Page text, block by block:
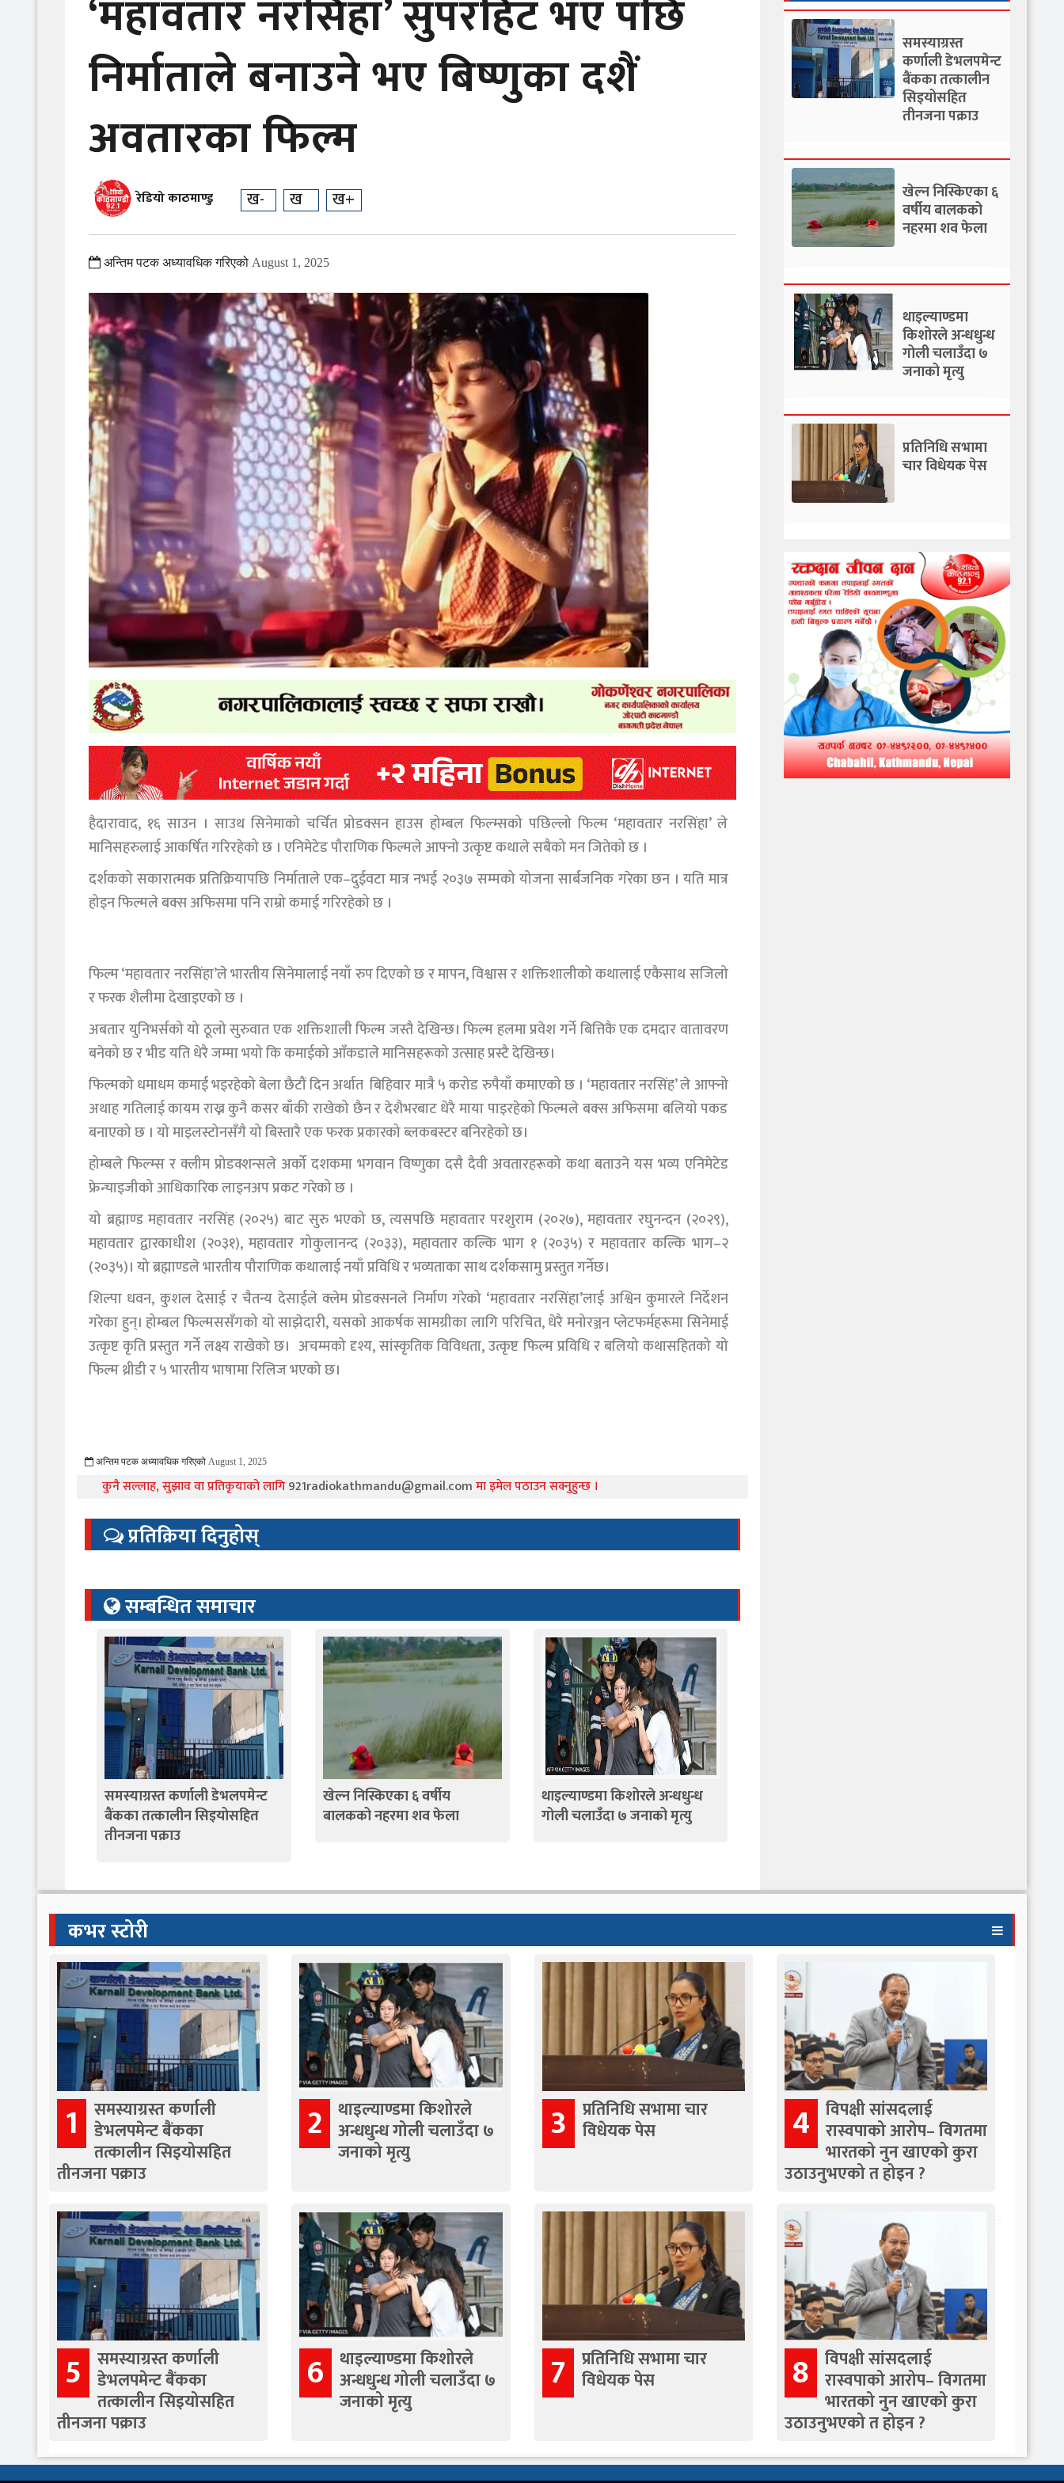
‘महावतार नरसिंहा’ सुपरहिट भए पछि
निर्माताले बनाउने भए बिष्णुका दशैं
अवतारका फिल्म
रेडियो काठमाण्डु ख- ख ख+
अन्तिम पटक अध्यावधिक गरिएको August 1, 2025
हैदारावाद, १६ साउन । साउथ सिनेमाको चर्चित प्रोडक्सन हाउस होम्बल फिल्म्सको पछिल्लो फिल्म ‘महावतार नरसिंहा’ ले
मानिसहरुलाई आकर्षित गरिरहेको छ । एनिमेटेड पौराणिक फिल्मले आफ्नो उत्कृष्ट कथाले सबैको मन जितेको छ ।
दर्शकको सकारात्मक प्रतिक्रियापछि निर्माताले एक–दुईवटा मात्र नभई २०३७ सम्मको योजना सार्बजनिक गरेका छन । यति मात्र
होइन फिल्मले बक्स अफिसमा पनि राम्रो कमाई गरिरहेको छ ।
फिल्म ‘महावतार नरसिंहा’ले भारतीय सिनेमालाई नयाँ रुप दिएको छ र मापन, विश्वास र शक्तिशालीको कथालाई एकैसाथ सजिलो
र फरक शैलीमा देखाइएको छ ।
अबतार युनिभर्सको यो ठूलो सुरुवात एक शक्तिशाली फिल्म जस्तै देखिन्छ। फिल्म हलमा प्रवेश गर्ने बित्तिकै एक दमदार वातावरण
बनेको छ र भीड यति धेरै जम्मा भयो कि कमाईको आँकडाले मानिसहरूको उत्साह प्रस्टै देखिन्छ।
फिल्मको धमाधम कमाई भइरहेको बेला छैटौं दिन अर्थात बिहिवार मात्रै ५ करोड रुपैयाँ कमाएको छ । ‘महावतार नरसिंह’ ले आफ्नो
अथाह गतिलाई कायम राख्न कुनै कसर बाँकी राखेको छैन र देशैभरबाट धेरै माया पाइरहेको फिल्मले बक्स अफिसमा बलियो पकड
बनाएको छ । यो माइलस्टोनसँगै यो बिस्तारै एक फरक प्रकारको ब्लकबस्टर बनिरहेको छ।
होम्बले फिल्म्स र क्लीम प्रोडक्शन्सले अर्को दशकमा भगवान विष्णुका दसै दैवी अवतारहरूको कथा बताउने यस भव्य एनिमेटेड
फ्रेन्चाइजीको आधिकारिक लाइनअप प्रकट गरेको छ ।
यो ब्रह्माण्ड महावतार नरसिंह (२०२५) बाट सुरु भएको छ, त्यसपछि महावतार परशुराम (२०२७), महावतार रघुनन्दन (२०२९),
महावतार द्वारकाधीश (२०३१), महावतार गोकुलानन्द (२०३३), महावतार कल्कि भाग १ (२०३५) र महावतार कल्कि भाग–२
(२०३५)। यो ब्रह्माण्डले भारतीय पौराणिक कथालाई नयाँ प्रविधि र भव्यताका साथ दर्शकसामु प्रस्तुत गर्नेछ।
शिल्पा धवन, कुशल देसाई र चैतन्य देसाईले क्लेम प्रोडक्सनले निर्माण गरेको ‘महावतार नरसिंहा’लाई अश्विन कुमारले निर्देशन
गरेका हुन्। होम्बल फिल्मससँगको यो साझेदारी, यसको आकर्षक सामग्रीका लागि परिचित, धेरै मनोरञ्जन प्लेटफर्महरूमा सिनेमाई
उत्कृष्ट कृति प्रस्तुत गर्ने लक्ष्य राखेको छ। अचम्मको दृश्य, सांस्कृतिक विविधता, उत्कृष्ट फिल्म प्रविधि र बलियो कथासहितको यो
फिल्म थ्रीडी र ५ भारतीय भाषामा रिलिज भएको छ।
अन्तिम पटक अध्यावधिक गरिएको August 1, 2025
कुनै सल्लाह, सुझाव वा प्रतिकृयाको लागि921radiokathmandu@gmail.comमा इमेल पठाउन सक्नुहुन्छ ।
प्रतिक्रिया दिनुहोस्
सम्बन्धित समाचार
समस्याग्रस्त कर्णाली डेभलपमेन्ट
बैंकका तत्कालीन सिइयोसहित
तीनजना पक्राउ
खेल्न निस्किएका ६ वर्षीय
बालकको नहरमा शव फेला
थाइल्याण्डमा किशोरले अन्धधुन्ध
गोली चलाउँदा ७ जनाको मृत्यु
समस्याग्रस्त
कर्णाली डेभलपमेन्ट
बैंकका तत्कालीन
सिइयोसहित
तीनजना पक्राउ
खेल्न निस्किएका ६
वर्षीय बालकको
नहरमा शव फेला
थाइल्याण्डमा
किशोरले अन्धधुन्ध
गोली चलाउँदा ७
जनाको मृत्यु
प्रतिनिधि सभामा
चार विधेयक पेस
कभर स्टोरी
1 समस्याग्रस्त कर्णाली
डेभलपमेन्ट बैंकका
तत्कालीन सिइयोसहित
तीनजना पक्राउ
2 थाइल्याण्डमा किशोरले
अन्धधुन्ध गोली चलाउँदा ७
जनाको मृत्यु
3 प्रतिनिधि सभामा चार
विधेयक पेस 4 विपक्षी सांसदलाई
रास्वपाको आरोप– विगतमा
भारतको नुन खाएको कुरा
उठाउनुभएको त होइन ?
5 समस्याग्रस्त कर्णाली
डेभलपमेन्ट बैंकका
तत्कालीन सिइयोसहित
तीनजना पक्राउ
6 थाइल्याण्डमा किशोरले
अन्धधुन्ध गोली चलाउँदा ७
जनाको मृत्यु
7 प्रतिनिधि सभामा चार
विधेयक पेस 8 विपक्षी सांसदलाई
रास्वपाको आरोप– विगतमा
भारतको नुन खाएको कुरा
उठाउनुभएको त होइन ?